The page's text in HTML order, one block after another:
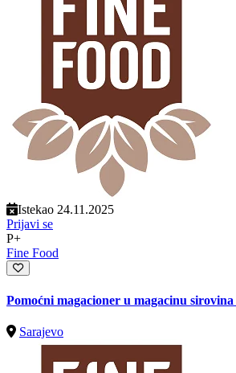
Istekao 24.11.2025
Prijavi se
P+
Fine Food
Pomoćni magacioner u magacinu sirovina
Sarajevo